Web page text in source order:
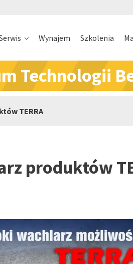
Wynajem Szkolenia
Technologii
TERRA
produktów